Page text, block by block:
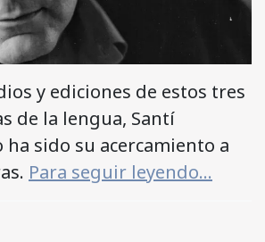
y ediciones de estos tres
de la lengua, Santí
ha sido su acercamiento a
Para seguir leyendo…